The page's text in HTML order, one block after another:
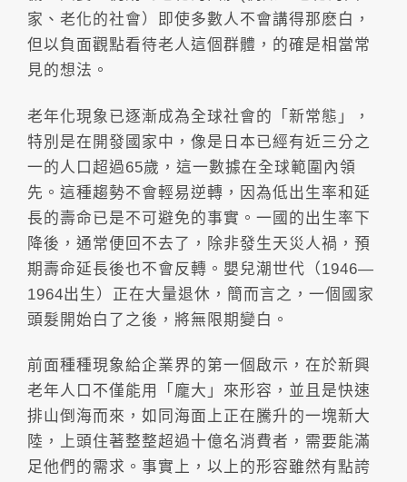
家、老化的社會）即使多數人不會講得那麽白，
但以負面觀點看待老人這個群體，的確是相當常
見的想法。
老年化現象已逐漸成為全球社會的「新常態」，
特別是在開發國家中，像是日本已經有近三分之
一的人口超過65歲，這一數據在全球範圍內領
先。這種趨勢不會輕易逆轉，因為低出生率和延
長的壽命已是不可避免的事實。一國的出生率下
降後，通常便回不去了，除非發生天災人禍，預
期壽命延長後也不會反轉。嬰兒潮世代（1946—
1964出生）正在大量退休，簡而言之，一個國家
頭髮開始白了之後，將無限期變白。
前面種種現象給企業界的第一個啟示，在於新興
老年人口不僅能用「龐大」來形容，並且是快速
排山倒海而來，如同海面上正在騰升的一塊新大
陸，上頭住著整整超過十億名消費者，需要能滿
足他們的需求。事實上，以上的形容雖然有點誇